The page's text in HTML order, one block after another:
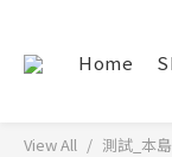
Home
View All 測試_本